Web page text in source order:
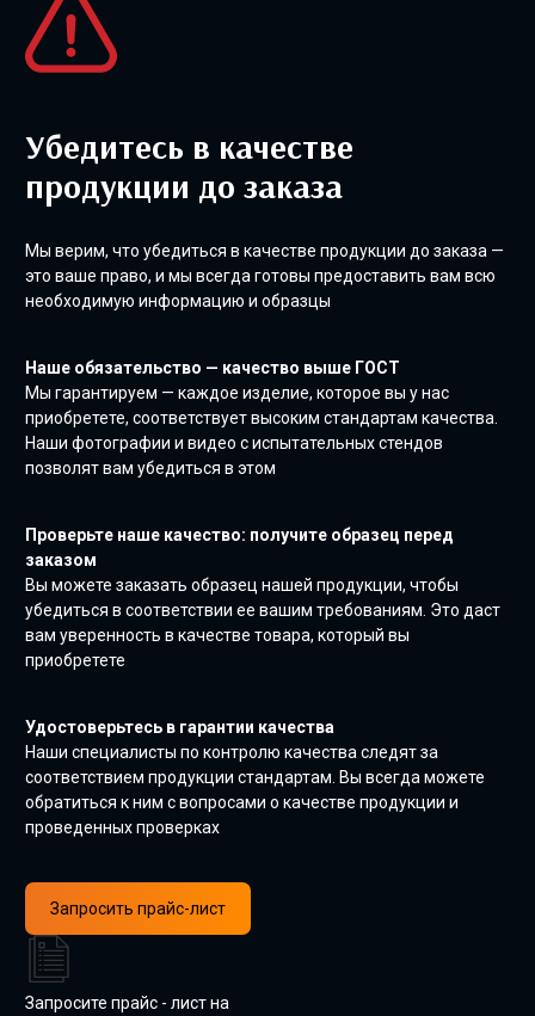
Убедитесь в качестве
продукции до заказа
Мы верим, что убедиться в качестве продукции до заказа —
это ваше право, и мы всегда готовы предоставить вам всю
необходимую информацию и образцы
Наше обязательство — качество выше ГОСТ
Мы гарантируем — каждое изделие, которое вы у нас
приобретете, соответствует высоким стандартам качества.
Наши фотографии и видео с испытательных стендов
позволят вам убедиться в этом
Проверьте наше качество: получите образец перед
заказом
Вы можете заказать образец нашей продукции, чтобы
убедиться в соответствии ее вашим требованиям. Это даст
вам уверенность в качестве товара, который вы
приобретете
Удостоверьтесь в гарантии качества
Наши специалисты по контролю качества следят за
соответствием продукции стандартам. Вы всегда можете
обратиться к ним с вопросами о качестве продукции и
проведенных проверках
Запросить прайс-лист
Запросите прайс - лист на